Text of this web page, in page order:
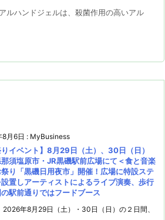
ルハンドジェルは、殺菌作用の高いアル
月6日 : MyBusiness
りイベント】8月29日（土）、30日（日）
須塩原市・JR黒磯駅前広場にて＜食と音楽
祭り「黒磯日用夜市」開催！広場に特設ステ
置しアーティストによるライブ演奏、歩行
駅前通りではフードブース
年8月29日（土）・30日（日）の２日間、